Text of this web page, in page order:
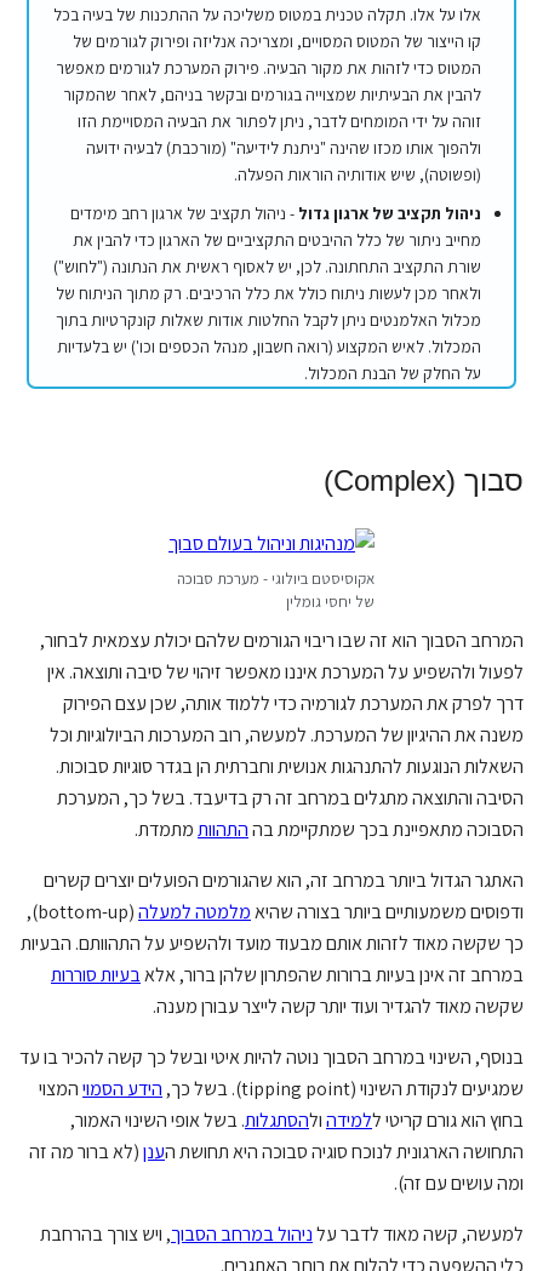
אלו על אלו. תקלה טכנית במטוס משליכה על ההתכנות של בעיה בכל
קו הייצור של המטוס המסויים, ומצריכה אנליזה ופירוק לגורמים של
המטוס כדי לזהות את מקור הבעיה. פירוק המערכת לגורמים מאפשר
להבין את הבעיתיות שמצוייה בגורמים ובקשר בניהם, לאחר שהמקור
זוהה על ידי המומחים לדבר, ניתן לפתור את הבעיה המסויימת הזו
ולהפוך אותו מכזו שהינה "ניתנת לידיעה" (מורכבת) לבעיה ידועה
(ופשוטה), שיש אודותיה הוראות הפעלה.
ניהול תקציב של ארגון גדול - ניהול תקציב של ארגון רחב מימדים
מחייב ניתור של כלל ההיבטים התקציביים של הארגון כדי להבין את
שורת התקציב התחתונה. לכן, יש לאסוף ראשית את הנתונה ("לחוש")
ולאחר מכן לעשות ניתוח כולל את כלל הרכיבים. רק מתוך הניתוח של
מכלול האלמנטים ניתן לקבל החלטות אודות שאלות קונקרטיות בתוך
המכלול. לאיש המקצוע (רואה חשבון, מנהל הכספים וכו') יש בלעדיות
על החלק של הבנת המכלול.
סבוך (Complex)
אקוסיסטם ביולוגי - מערכת סבוכה
של יחסי גומלין
המרחב הסבוך הוא זה שבו ריבוי הגורמים שלהם יכולת עצמאית לבחור,
לפעול ולהשפיע על המערכת איננו מאפשר זיהוי של סיבה ותוצאה. אין
דרך לפרק את המערכת לגורמיה כדי ללמוד אותה, שכן עצם הפירוק
משנה את ההיגיון של המערכת. למעשה, רוב המערכות הביולוגיות וכל
השאלות הנוגעות להתנהגות אנושית וחברתית הן בגדר סוגיות סבוכות.
הסיבה והתוצאה מתגלים במרחב זה רק בדיעבד. בשל כך, המערכת
הסבוכה מתאפיינת בכך שמתקיימת בההתהוותמתמדת.
האתגר הגדול ביותר במרחב זה, הוא שהגורמים הפועלים יוצרים קשרים
ודפוסים משמעותיים ביותר בצורה שהיאמלמטה למעלה
(bottom-up),
כך שקשה מאוד לזהות אותם מבעוד מועד ולהשפיע על התהוותם. הבעיות
במרחב זה אינן בעיות ברורות שהפתרון שלהן ברור, אלאבעיות סוררות
שקשה מאוד להגדיר ועוד יותר קשה לייצר עבורן מענה.
בנוסף, השינוי במרחב הסבוך נוטה להיות איטי ובשל כך קשה להכיר בו עד
שמגיעים לנקודת השינוי (tipping point). בשל כך,
הידע הסמויהמצוי
בחוץ הוא גורם קריטי ללמידהולהסתגלות. בשל אופי השינוי האמור,
התחושה הארגונית לנוכח סוגיה סבוכה היא תחושת הענן(לא ברור מה זה
ומה עושים עם זה).
למעשה, קשה מאוד לדבר עלניהול במרחב הסבוך, ויש צורך בהרחבת
כלי ההשפעה כדי להלום את רוחב האתגרים.